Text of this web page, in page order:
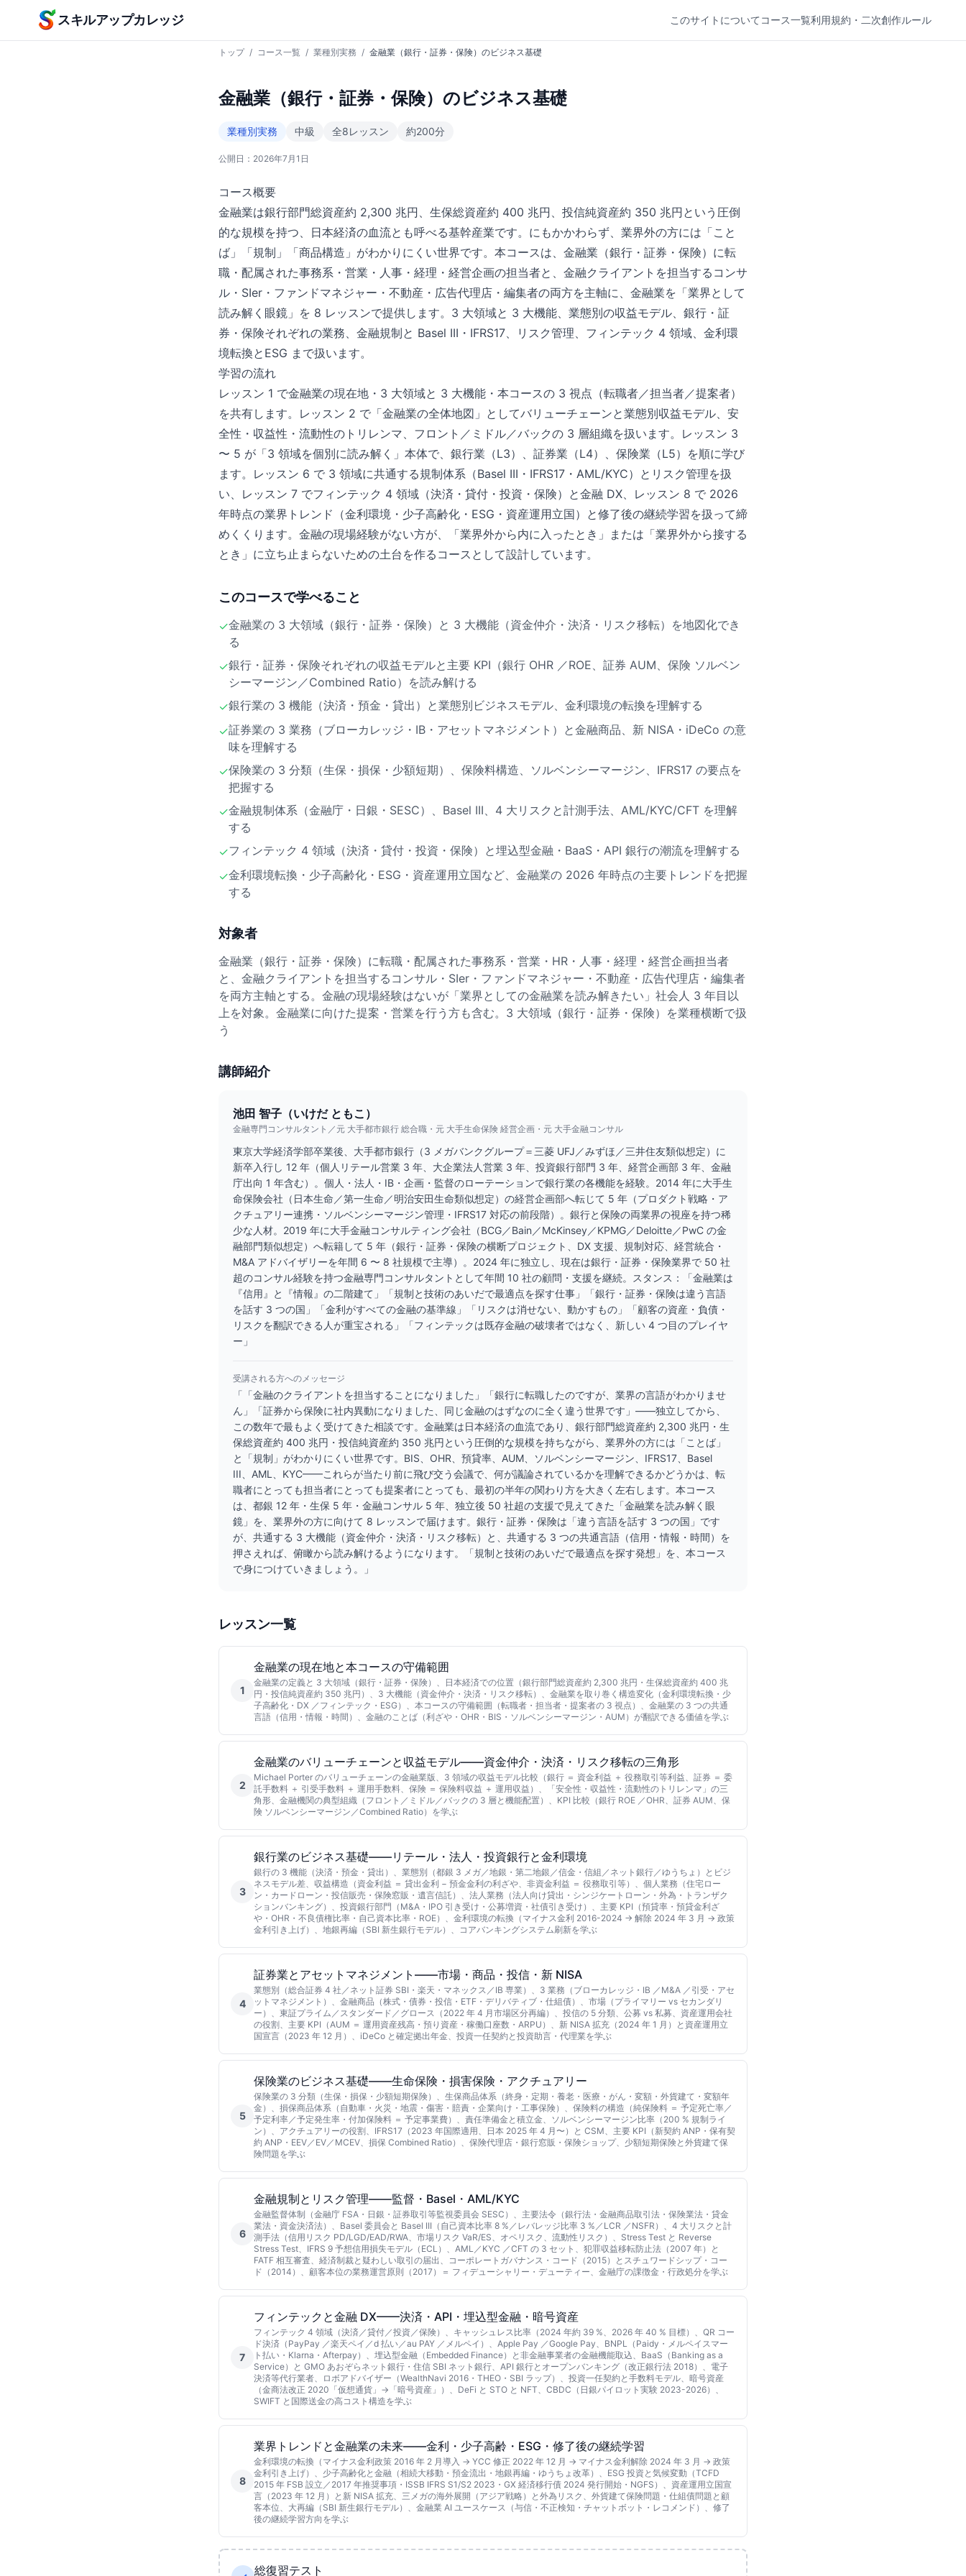
本文へスキップ
スキルアップカレッジ このサイトについて コース一覧利用規約・二次創作ルール
トップ / コース一覧 / 業種別実務 / 金融業（銀行・証券・保険）のビジネス基礎
金融業（銀行・証券・保険）のビジネス基礎
業種別実務 中級 全8レッスン 約200分
公開日： 2026年7月1日
コース概要
金融業は銀行部門総資産約 2,300 兆円、生保総資産約 400 兆円、投信純資産約 350 兆円という圧倒
的な規模を持つ、日本経済の血流とも呼べる基幹産業です。にもかかわらず、業界外の方には「こと
ば」「規制」「商品構造」がわかりにくい世界です。本コースは、金融業（銀行・証券・保険）に転
職・配属された事務系・営業・人事・経理・経営企画の担当者と、金融クライアントを担当するコンサ
ル・SIer・ファンドマネジャー・不動産・広告代理店・編集者の両方を主軸に、金融業を「業界として
読み解く眼鏡」を 8 レッスンで提供します。3 大領域と 3 大機能、業態別の収益モデル、銀行・証
券・保険それぞれの業務、金融規制と Basel III・IFRS17、リスク管理、フィンテック 4 領域、金利環
境転換とESG まで扱います。
学習の流れ
レッスン 1 で金融業の現在地・3 大領域と 3 大機能・本コースの 3 視点（転職者／担当者／提案者）
を共有します。レッスン 2 で「金融業の全体地図」としてバリューチェーンと業態別収益モデル、安
全性・収益性・流動性のトリレンマ、フロント／ミドル／バックの 3 層組織を扱います。レッスン 3
〜 5 が「3 領域を個別に読み解く」本体で、銀行業（L3）、証券業（L4）、保険業（L5）を順に学び
ます。レッスン 6 で 3 領域に共通する規制体系（Basel III・IFRS17・AML/KYC）とリスク管理を扱
い、レッスン 7 でフィンテック 4 領域（決済・貸付・投資・保険）と金融 DX、レッスン 8 で 2026
年時点の業界トレンド（金利環境・少子高齢化・ESG・資産運用立国）と修了後の継続学習を扱って締
めくくります。金融の現場経験がない方が、「業界外から内に入ったとき」または「業界外から接する
とき」に立ち止まらないための土台を作るコースとして設計しています。
このコースで学べること
✓金融業の 3 大領域（銀行・証券・保険）と 3 大機能（資金仲介・決済・リスク移転）を地図化でき
る
✓銀行・証券・保険それぞれの収益モデルと主要 KPI（銀行 OHR ／ROE、証券 AUM、保険 ソルベン
シーマージン／Combined Ratio）を読み解ける
✓銀行業の 3 機能（決済・預金・貸出）と業態別ビジネスモデル、金利環境の転換を理解する
✓証券業の 3 業務（ブローカレッジ・IB・アセットマネジメント）と金融商品、新 NISA・iDeCo の意
味を理解する
✓保険業の 3 分類（生保・損保・少額短期）、保険料構造、ソルベンシーマージン、IFRS17 の要点を
把握する
✓金融規制体系（金融庁・日銀・SESC）、Basel III、4 大リスクと計測手法、AML/KYC/CFT を理解
する
✓フィンテック 4 領域（決済・貸付・投資・保険）と埋込型金融・BaaS・API 銀行の潮流を理解する
✓金利環境転換・少子高齢化・ESG・資産運用立国など、金融業の 2026 年時点の主要トレンドを把握
する
対象者
金融業（銀行・証券・保険）に転職・配属された事務系・営業・HR・人事・経理・経営企画担当者
と、金融クライアントを担当するコンサル・SIer・ファンドマネジャー・不動産・広告代理店・編集者
を両方主軸とする。金融の現場経験はないが「業界としての金融業を読み解きたい」社会人 3 年目以
上を対象。金融業に向けた提案・営業を行う方も含む。3 大領域（銀行・証券・保険）を業種横断で扱
う
講師紹介
池田 智子（いけだ ともこ）
金融専門コンサルタント／元 大手都市銀行 総合職・元 大手生命保険 経営企画・元 大手金融コンサル
東京大学経済学部卒業後、大手都市銀行（3 メガバンクグループ＝三菱 UFJ／みずほ／三井住友類似想定）に
新卒入行し 12 年（個人リテール営業 3 年、大企業法人営業 3 年、投資銀行部門 3 年、経営企画部 3 年、金融
庁出向 1 年含む）。個人・法人・IB・企画・監督のローテーションで銀行業の各機能を経験。2014 年に大手生
命保険会社（日本生命／第一生命／明治安田生命類似想定）の経営企画部へ転じて 5 年（プロダクト戦略・ア
クチュアリー連携・ソルベンシーマージン管理・IFRS17 対応の前段階）。銀行と保険の両業界の視座を持つ稀
少な人材。2019 年に大手金融コンサルティング会社（BCG／Bain／McKinsey／KPMG／Deloitte／PwC の金
融部門類似想定）へ転籍して 5 年（銀行・証券・保険の横断プロジェクト、DX 支援、規制対応、経営統合・
M&A アドバイザリーを年間 6 〜 8 社規模で主導）。2024 年に独立し、現在は銀行・証券・保険業界で 50 社
超のコンサル経験を持つ金融専門コンサルタントとして年間 10 社の顧問・支援を継続。スタンス：「金融業は
『信用』と『情報』の二階建て」「規制と技術のあいだで最適点を探す仕事」「銀行・証券・保険は違う言語
を話す 3 つの国」「金利がすべての金融の基準線」「リスクは消せない、動かすもの」「顧客の資産・負債・
リスクを翻訳できる人が重宝される」「フィンテックは既存金融の破壊者ではなく、新しい 4 つ目のプレイヤ
ー」
受講される方へのメッセージ
「「金融のクライアントを担当することになりました」「銀行に転職したのですが、業界の言語がわかりませ
ん」「証券から保険に社内異動になりました、同じ金融のはずなのに全く違う世界です」——独立してから、
この数年で最もよく受けてきた相談です。金融業は日本経済の血流であり、銀行部門総資産約 2,300 兆円・生
保総資産約 400 兆円・投信純資産約 350 兆円という圧倒的な規模を持ちながら、業界外の方には「ことば」
と「規制」がわかりにくい世界です。BIS、OHR、預貸率、AUM、ソルベンシーマージン、IFRS17、Basel
III、AML、KYC——これらが当たり前に飛び交う会議で、何が議論されているかを理解できるかどうかは、転
職者にとっても担当者にとっても提案者にとっても、最初の半年の関わり方を大きく左右します。本コース
は、都銀 12 年・生保 5 年・金融コンサル 5 年、独立後 50 社超の支援で見えてきた「金融業を読み解く眼
鏡」を、業界外の方に向けて 8 レッスンで届けます。銀行・証券・保険は「違う言語を話す 3 つの国」です
が、共通する 3 大機能（資金仲介・決済・リスク移転）と、共通する 3 つの共通言語（信用・情報・時間）を
押さえれば、俯瞰から読み解けるようになります。「規制と技術のあいだで最適点を探す発想」を、本コース
で身につけていきましょう。」
レッスン一覧
1
金融業の現在地と本コースの守備範囲
金融業の定義と 3 大領域（銀行・証券・保険）、日本経済での位置（銀行部門総資産約 2,300 兆円・生保総資産約 400 兆
円・投信純資産約 350 兆円）、3 大機能（資金仲介・決済・リスク移転）、金融業を取り巻く構造変化（金利環境転換・少
子高齢化・DX ／フィンテック・ESG）、本コースの守備範囲（転職者・担当者・提案者の 3 視点）、金融業の 3 つの共通
言語（信用・情報・時間）、金融のことば（利ざや・OHR・BIS・ソルベンシーマージン・AUM）が翻訳できる価値を学ぶ
2
金融業のバリューチェーンと収益モデル——資金仲介・決済・リスク移転の三角形
Michael Porter のバリューチェーンの金融業版、3 領域の収益モデル比較（銀行 ＝ 資金利益 ＋ 役務取引等利益、証券 ＝ 委
託手数料 ＋ 引受手数料 ＋ 運用手数料、保険 ＝ 保険料収益 ＋ 運用収益）、「安全性・収益性・流動性のトリレンマ」の三
角形、金融機関の典型組織（フロント／ミドル／バックの 3 層と機能配置）、KPI 比較（銀行 ROE ／OHR、証券 AUM、保
険 ソルベンシーマージン／Combined Ratio）を学ぶ
3
銀行業のビジネス基礎——リテール・法人・投資銀行と金利環境
銀行の 3 機能（決済・預金・貸出）、業態別（都銀 3 メガ／地銀・第二地銀／信金・信組／ネット銀行／ゆうちょ）とビジ
ネスモデル差、収益構造（資金利益 ＝ 貸出金利 − 預金金利の利ざや、非資金利益 ＝ 役務取引等）、個人業務（住宅ロー
ン・カードローン・投信販売・保険窓販・遺言信託）、法人業務（法人向け貸出・シンジケートローン・外為・トランザク
ションバンキング）、投資銀行部門（M&A・IPO 引き受け・公募増資・社債引き受け）、主要 KPI（預貸率・預貸金利ざ
や・OHR・不良債権比率・自己資本比率・ROE）、金利環境の転換（マイナス金利 2016-2024 → 解除 2024 年 3 月 → 政策
金利引き上げ）、地銀再編（SBI 新生銀行モデル）、コアバンキングシステム刷新を学ぶ
4
証券業とアセットマネジメント——市場・商品・投信・新 NISA
業態別（総合証券 4 社／ネット証券 SBI・楽天・マネックス／IB 専業）、3 業務（ブローカレッジ・IB ／M&A ／引受・アセ
ットマネジメント）、金融商品（株式・債券・投信・ETF・デリバティブ・仕組債）、市場（プライマリー vs セカンダリ
ー）、東証プライム／スタンダード／グロース（2022 年 4 月市場区分再編）、投信の 5 分類、公募 vs 私募、資産運用会社
の役割、主要 KPI（AUM ＝ 運用資産残高・預り資産・稼働口座数・ARPU）、新 NISA 拡充（2024 年 1 月）と資産運用立
国宣言（2023 年 12 月）、iDeCo と確定拠出年金、投資一任契約と投資助言・代理業を学ぶ
5
保険業のビジネス基礎——生命保険・損害保険・アクチュアリー
保険業の 3 分類（生保・損保・少額短期保険）、生保商品体系（終身・定期・養老・医療・がん・変額・外貨建て・変額年
金）、損保商品体系（自動車・火災・地震・傷害・賠責・企業向け・工事保険）、保険料の構造（純保険料 ＝ 予定死亡率／
予定利率／予定発生率・付加保険料 ＝ 予定事業費）、責任準備金と積立金、ソルベンシーマージン比率（200 % 規制ライ
ン）、アクチュアリーの役割、IFRS17（2023 年国際適用、日本 2025 年 4 月〜）と CSM、主要 KPI（新契約 ANP・保有契
約 ANP・EEV／EV／MCEV、損保 Combined Ratio）、保険代理店・銀行窓販・保険ショップ、少額短期保険と外貨建て保
険問題を学ぶ
6
金融規制とリスク管理——監督・Basel・AML/KYC
金融監督体制（金融庁 FSA・日銀・証券取引等監視委員会 SESC）、主要法令（銀行法・金融商品取引法・保険業法・貸金
業法・資金決済法）、Basel 委員会と Basel III（自己資本比率 8 %／レバレッジ比率 3 %／LCR ／NSFR）、4 大リスクと計
測手法（信用リスク PD/LGD/EAD/RWA、市場リスク VaR/ES、オペリスク、流動性リスク）、Stress Test と Reverse
Stress Test、IFRS 9 予想信用損失モデル（ECL）、AML／KYC ／CFT の 3 セット、犯罪収益移転防止法（2007 年）と
FATF 相互審査、経済制裁と疑わしい取引の届出、コーポレートガバナンス・コード（2015）とスチュワードシップ・コー
ド（2014）、顧客本位の業務運営原則（2017）＝ フィデューシャリー・デューティー、金融庁の課徴金・行政処分を学ぶ
7
フィンテックと金融 DX——決済・API・埋込型金融・暗号資産
フィンテック 4 領域（決済／貸付／投資／保険）、キャッシュレス比率（2024 年約 39 %、2026 年 40 % 目標）、QR コー
ド決済（PayPay ／楽天ペイ／d 払い／au PAY ／メルペイ）、Apple Pay ／Google Pay、BNPL（Paidy・メルペイスマー
ト払い・Klarna・Afterpay）、埋込型金融（Embedded Finance）と非金融事業者の金融機能取込、BaaS（Banking as a
Service）と GMO あおぞらネット銀行・住信 SBI ネット銀行、API 銀行とオープンバンキング（改正銀行法 2018）、電子
決済等代行業者、ロボアドバイザー（WealthNavi 2016・THEO・SBI ラップ）、投資一任契約と手数料モデル、暗号資産
（金商法改正 2020「仮想通貨」→「暗号資産」）、DeFi と STO と NFT、CBDC（日銀パイロット実験 2023-2026）、
SWIFT と国際送金の高コスト構造を学ぶ
8
業界トレンドと金融業の未来——金利・少子高齢・ESG・修了後の継続学習
金利環境の転換（マイナス金利政策 2016 年 2 月導入 → YCC 修正 2022 年 12 月 → マイナス金利解除 2024 年 3 月 → 政策
金利引き上げ）、少子高齢化と金融（相続大移動・預金流出・地銀再編・ゆうちょ改革）、ESG 投資と気候変動（TCFD
2015 年 FSB 設立／2017 年推奨事項・ISSB IFRS S1/S2 2023・GX 経済移行債 2024 発行開始・NGFS）、資産運用立国宣
言（2023 年 12 月）と新 NISA 拡充、三メガの海外展開（アジア戦略）と外為リスク、外貨建て保険問題・仕組債問題と顧
客本位、大再編（SBI 新生銀行モデル）、金融業 AI ユースケース（与信・不正検知・チャットボット・レコメンド）、修了
後の継続学習方向を学ぶ
総復習テスト